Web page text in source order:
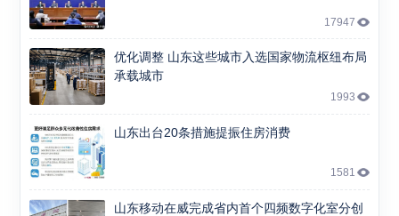
17947
优化调整 山东这些城市入选国家物流枢纽布局
承载城市
1993
山东出台20条措施提振住房消费
1581
山东移动在威完成省内首个四频数字化室分创